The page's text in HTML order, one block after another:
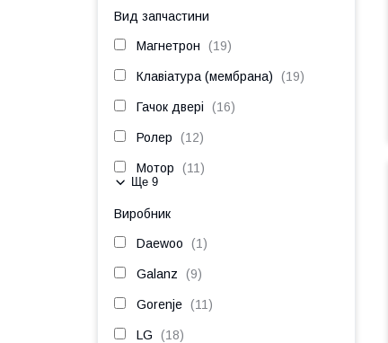
Вид запчастини
Магнетрон 19
Клавіатура (мембрана) 19
Гачок двері 16
Ролер 12
Мотор 11
Ще 9
Виробник
Daewoo 1
Galanz 9
Gorenje 11
LG 18